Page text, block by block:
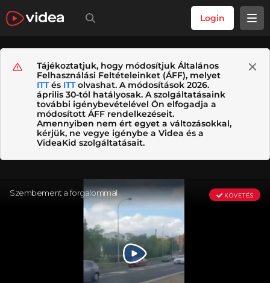
Login
Tájékoztatjuk, hogy módosítjuk Általános
Felhasználási Feltételeinket (ÁFF), melyet
ITTés ITTolvashat. A módosítások 2026.
április 30-tól hatályosak. A szolgáltatásaink
további igénybevételével Ön elfogadja a
módosított ÁFF rendelkezéseit.
Amennyiben nem ért egyet a változásokkal,
kérjük, ne vegye igénybe a Videa és a
VideaKid szolgáltatásait.